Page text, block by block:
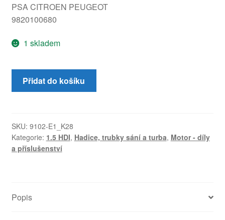
PSA CITROEN PEUGEOT
9820100680
1 skladem
Přípojka
vzduchu
Citroën
Peugeot
9820100680
Přidat do košíku
SKU: 9102-E1_K28
Kategorie: 1.5 HDI, Hadice, trubky sání a turba, Motor - díly
a příslušenství
Popis